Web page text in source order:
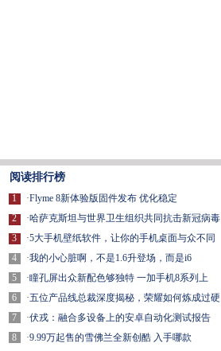
阅读排行榜
1
2
3
4
5
6
7
8
·Flyme 8新体验版固件发布 优化稳定
·哈萨克斯坦与世界卫生组织共同抗击新冠病毒
·5大手机壁纸软件，让你的手机桌面与众不同
·我的小心脏啊，不是1.6升登场，而是i6
·瞳孔屏出众新配色够独特 一加手机8系列上
·五位产品线总裁深度揭秘，荣耀如何炼成过硬
·伏戎：融合多设备上的安卓自动化测试报告
·9.99万起售的雪佛兰全新创酷 入手哪款